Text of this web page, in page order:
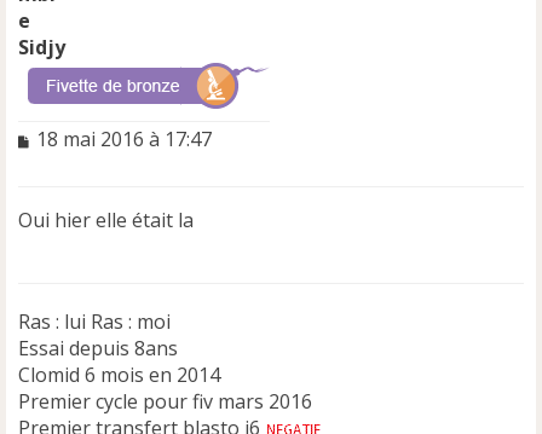
Sidjy
M
a
o
n
l
u
18 mai 2016 à 17:47
Oui hier elle était la
Ras : lui Ras : moi
Essai depuis 8ans
Clomid 6 mois en 2014
Premier cycle pour fiv mars 2016
Premier transfert blasto j6